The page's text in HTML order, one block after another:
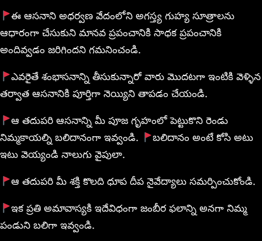
ఈ ఆసనాని అధర్వణ వేదంలోని అగస్త్య గుహ్య సూత్రాలను
ఆధారంగా చేసుకుని మానవ ప్రపంచానికి సాధక ప్రపంచానికి
అందివ్వడం జరిగిందని గమనించండి.
ఎవరైతే శంభాసనాన్ని తీసుకున్నారో వారు మొదటగా ఇంటికి వెళ్ళిన
తర్వాత ఆసనానికి పూర్తిగా నెయ్యిని తాపడం చేయండి.
ఆ తదుపరి ఆసనాన్ని మీ పూజ గృహంలో పెట్టుకొని రెండు
నిమ్మకాయల్ని బలిదానంగా ఇవ్వండి.
బలిదానం అంటే కోసి అటు
ఇటు వెయ్యండి నాలుగు వైపులా.
ఆ తదుపరి మీ శక్తి కొలది ధూప దీప నైవేద్యాలు సమర్పించుకోండి.
ఇక ప్రతి అమావాస్యకి ఇదేవిధంగా జంబీర ఫలాన్ని అనగా నిమ్మ
పండుని బలిగా ఇవ్వండి.